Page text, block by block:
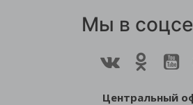
Мы в
Центральный